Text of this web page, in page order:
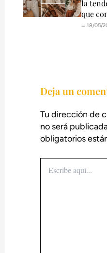
la
que
🗕️ 18/05/
Deja un
Tu dirección de
no será
obligatorios
aquí...